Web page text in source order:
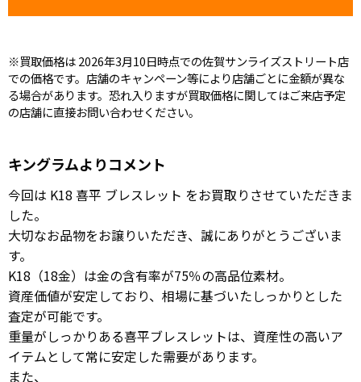
※買取価格は 2026年3月10日時点での佐賀サンライズストリート店
での価格です。店舗のキャンペーン等により店舗ごとに金額が異な
る場合があります。恐れ入りますが買取価格に関してはご来店予定
の店舗に直接お問い合わせください。
キングラムよりコメント
今回は K18 喜平 ブレスレット をお買取りさせていただきま
した。
大切なお品物をお譲りいただき、誠にありがとうございま
す。
K18（18金）は金の含有率が75％の高品位素材。
資産価値が安定しており、相場に基づいたしっかりとした
査定が可能です。
重量がしっかりある喜平ブレスレットは、資産性の高いア
イテムとして常に安定した需要があります。
また、